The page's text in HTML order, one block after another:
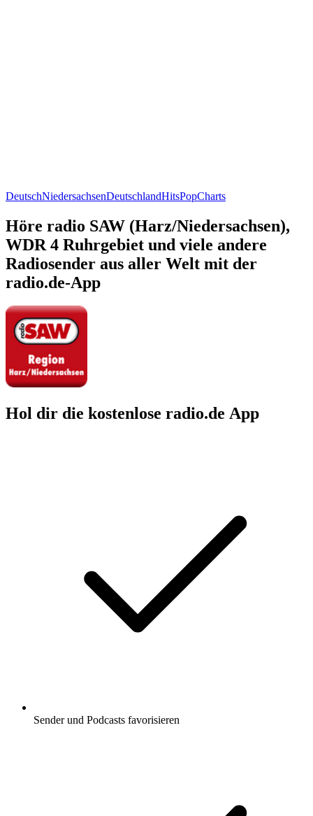
DeutschNiedersachsenDeutschlandHitsPopCharts
Höre radio SAW (Harz/Niedersachsen),
WDR 4 Ruhrgebiet und viele andere
Radiosender aus aller Welt mit der
radio.de-App
Hol dir die kostenlose radio.de App
Sender und Podcasts favorisieren